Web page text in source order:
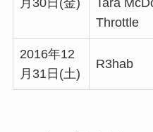
月30日(金)
Tara
Throttle
2016年12
月31日(土)
R3hab